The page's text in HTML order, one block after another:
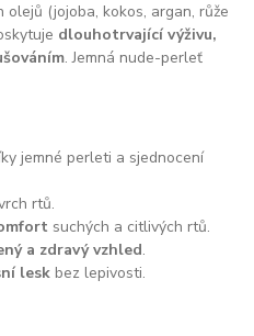
(jojoba, kokos, argan, růže
dlouhotrvající výživu,
. Jemná nude-perleť
jemné perleti a sjednocení
rtů.
suchých a citlivých rtů.
a zdravý vzhled.
lesk bez lepivosti.